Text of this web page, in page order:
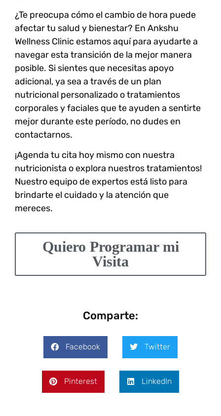
¿Te preocupa cómo el cambio de hora puede
afectar tu salud y bienestar? En Ankshu
Wellness Clinic estamos aquí para ayudarte a
navegar esta transición de la mejor manera
posible. Si sientes que necesitas apoyo
adicional, ya sea a través de un plan
nutricional personalizado o tratamientos
corporales y faciales que te ayuden a sentirte
mejor durante este período, no dudes en
contactarnos.
¡Agenda tu cita hoy mismo con nuestra
nutricionista o explora nuestros tratamientos!
Nuestro equipo de expertos está listo para
brindarte el cuidado y la atención que
mereces.
Quiero Programar mi
Visita
Comparte:
Facebook Twitter
Pinterest LinkedIn